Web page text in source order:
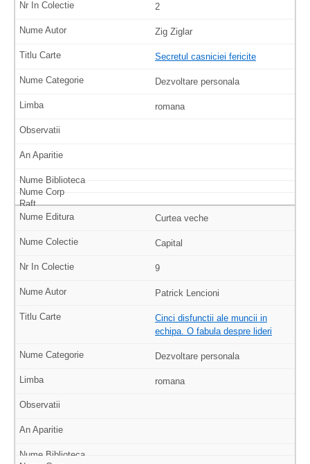
2
Zig Ziglar
Secretul casniciei fericite
Dezvoltare personala
romana
Curtea veche
Capital
9
Patrick Lencioni
Cinci disfunctii ale muncii in
echipa. O fabula despre lideri
Dezvoltare personala
romana